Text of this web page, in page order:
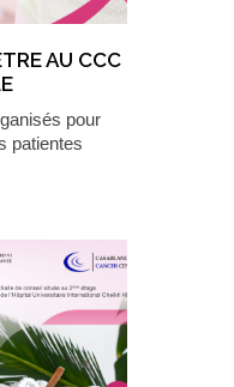
AU CCC
pour
patientes